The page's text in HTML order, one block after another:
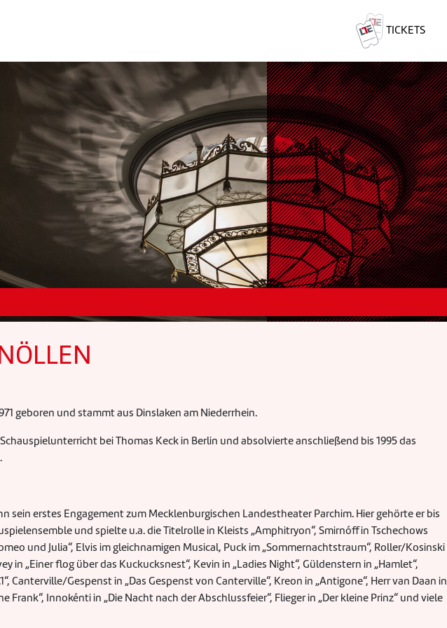
TICKETS
geboren und stammt aus Dinslaken am Niederrhein.
bei Thomas Keck in Berlin und absolvierte anschließend bis 1995 das
sein erstes Engagement zum Mecklenburgischen Landestheater Parchim. Hier gehörte er bis
und spielte u.a. die Titelrolle in Kleists „Amphitryon“, Smirnóff in Tschechows
und Julia“, Elvis im gleichnamigen Musical, Puck im „Sommernachtstraum“, Roller/Kosinski
in „Einer flog über das Kuckucksnest“, Kevin in „Ladies Night“, Güldenstern in „Hamlet“,
Canterville/Gespenst in „Das Gespenst von Canterville“, Kreon in „Antigone“, Herr van Daan in
Frank“, Innokénti in „Die Nacht nach der Abschlussfeier“, Flieger in „Der kleine Prinz“ und viele